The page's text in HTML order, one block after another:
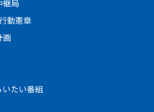
継局
動憲章
画
たい番組